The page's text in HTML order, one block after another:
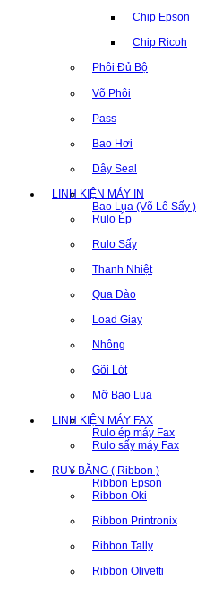
Chip Epson
Chip Ricoh
Phôi Đủ Bộ
Võ Phôi
Pass
Bao Hơi
Dây Seal
LINH KIỆN MÁY IN
Bao Lụa (Võ Lô Sấy )
Rulo Ép
Rulo Sấy
Thanh Nhiệt
Qua Đào
Load Giay
Nhông
Gõi Lót
Mỡ Bao Lụa
LINH KIỆN MÁY FAX
Rulo ép máy Fax
Rulo sấy máy Fax
RUY BĂNG ( Ribbon )
Ribbon Epson
Ribbon Oki
Ribbon Printronix
Ribbon Tally
Ribbon Olivetti